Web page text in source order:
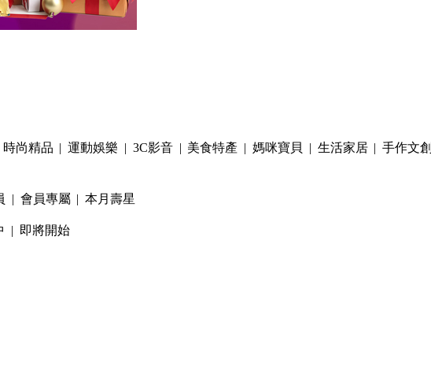
時尚精品 |運動娛樂 | 3C影音| 美食特產 | 媽咪寶貝 | 生活家居|手作文創
| 會員專屬|本月壽星
| 即將開始